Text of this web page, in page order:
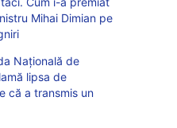
Mihai Dimian pe
Națională de
lipsa de
că a transmis un